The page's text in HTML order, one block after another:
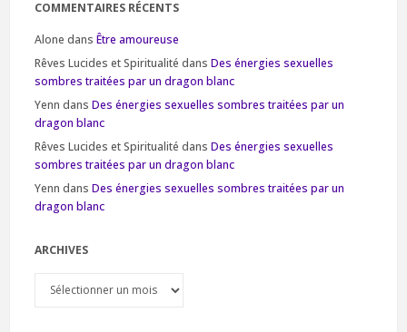
COMMENTAIRES RÉCENTS
Alone dans Être amoureuse
Rêves Lucides et Spiritualité dans Des énergies sexuelles
sombres traitées par un dragon blanc
Yenn dans Des énergies sexuelles sombres traitées par un
dragon blanc
Rêves Lucides et Spiritualité dans Des énergies sexuelles
sombres traitées par un dragon blanc
Yenn dans Des énergies sexuelles sombres traitées par un
dragon blanc
ARCHIVES